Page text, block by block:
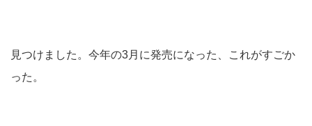
見つけました。今年の3月に発売になった、これがすごか
った。